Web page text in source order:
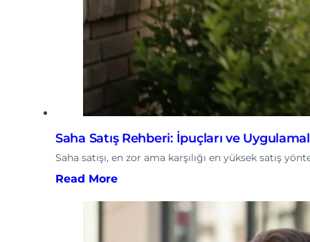
Saha Satış Rehberi: İpuçları ve
Saha satışı, en zor ama karşılığı en yüksek satış
Read More